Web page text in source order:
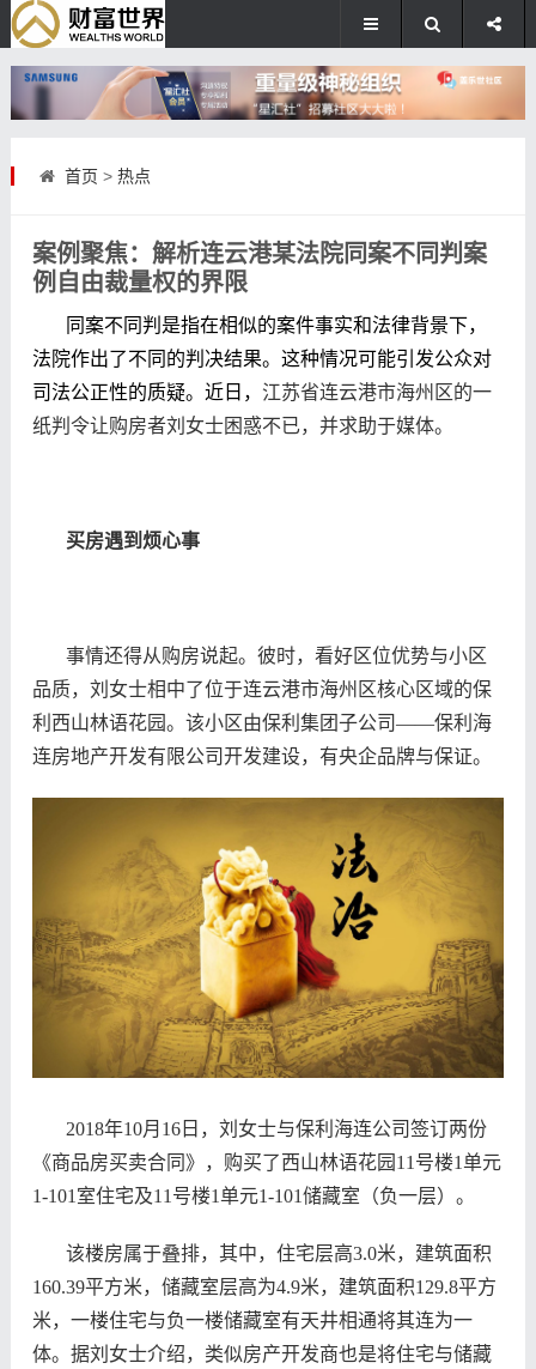
首页 > 热点
案例聚焦：解析连云港某法院同案不同判案
例自由裁量权的界限
同案不同判是指在相似的案件事实和法律背景下，
法院作出了不同的判决结果。这种情况可能引发公众对
司法公正性的质疑。近日， 江苏省连云港市海州区的一
纸判令让购房者刘女士困惑不已，并求助于媒体。
买房遇到烦心事
事情还得从购房说起。彼时，看好区位优势与小区
品质，刘女士相中了位于连云港市海州区核心区域的保
利西山林语花园。该小区由保利集团子公司——保利海
连房地产开发有限公司开发建设，有央企品牌与保证。
2018年10月16日 ，刘女士与保利海连公司签订两份
《商品房买卖合同》，购买了西山林语花园11号楼1单元
1-101室住宅及11号楼1单元1-101储藏室（负一层）。
该楼房属于叠排，其中，住宅层高3.0米，建筑面积
160.39平方米，储藏室层高为4.9米，建筑面积129.8平方
米，一楼住宅与负一楼储藏室有天井相通将其连为一
体。据刘女士介绍，类似房产开发商也是将住宅与储藏